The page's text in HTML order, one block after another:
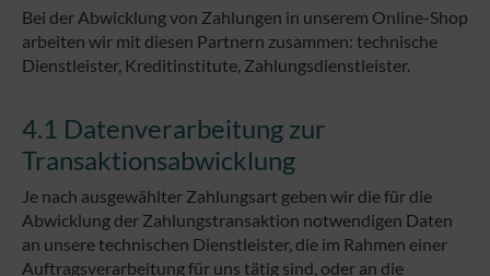
Bei der Abwicklung von Zahlungen in unserem Online-Shop
arbeiten wir mit diesen Partnern zusammen: technische
Dienstleister, Kreditinstitute, Zahlungsdienstleister.
4.1 Datenverarbeitung zur
Transaktionsabwicklung
Je nach ausgewählter Zahlungsart geben wir die für die
Abwicklung der Zahlungstransaktion notwendigen Daten
an unsere technischen Dienstleister, die im Rahmen einer
Auftragsverarbeitung für uns tätig sind, oder an die